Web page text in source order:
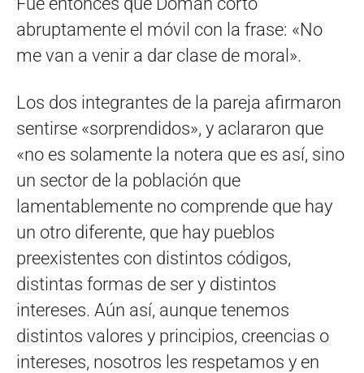
abruptamente el móvil con la frase: «No
me van a venir a dar clase de moral».
Los dos integrantes de la pareja afirmaron
sentirse «sorprendidos», y aclararon que
«no es solamente la notera que es así, sino
un sector de la población que
lamentablemente no comprende que hay
un otro diferente, que hay pueblos
preexistentes con distintos códigos,
distintas formas de ser y distintos
intereses. Aún así, aunque tenemos
distintos valores y principios, creencias o
intereses, nosotros les respetamos y en